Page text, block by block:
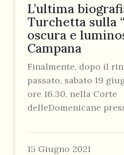
L’ultima
Turchetta sulla
oscura e
Campana
Finalmente, dopo il
passato, sabato 19
ore 16.30, nella Corte
delleDomenicane
15 Giugno 2021